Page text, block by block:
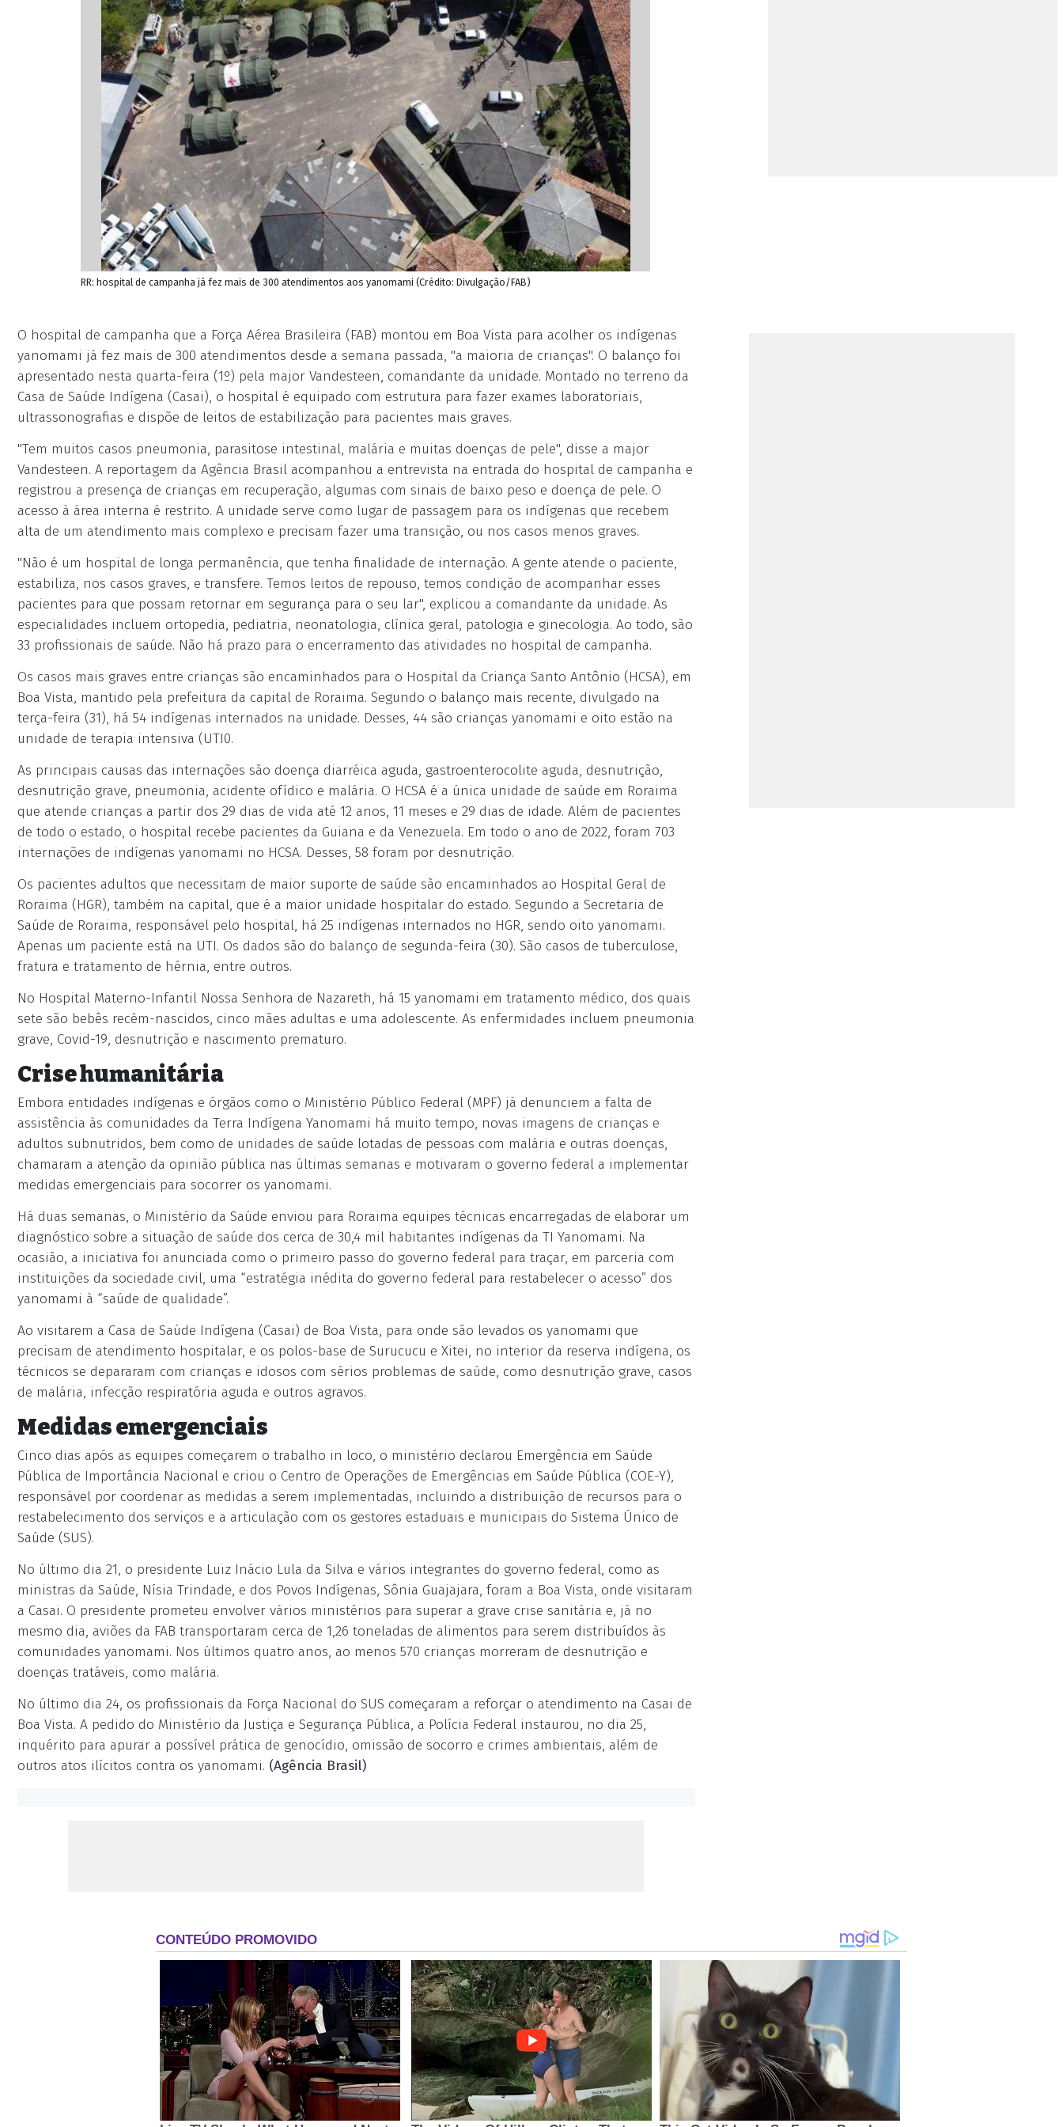
RR: hospital de campanha já fez mais de 300 atendimentos aos yanomami (Crédito: Divulgação/FAB)
O hospital de campanha que a Força Aérea Brasileira (FAB) montou em Boa Vista para acolher os indígenas
yanomami já fez mais de 300 atendimentos desde a semana passada, "a maioria de crianças". O balanço foi
apresentado nesta quarta-feira (1º) pela major Vandesteen, comandante da unidade. Montado no terreno da
Casa de Saúde Indígena (Casai), o hospital é equipado com estrutura para fazer exames laboratoriais,
ultrassonografias e dispõe de leitos de estabilização para pacientes mais graves.
"Tem muitos casos pneumonia, parasitose intestinal, malária e muitas doenças de pele", disse a major
Vandesteen. A reportagem da Agência Brasil acompanhou a entrevista na entrada do hospital de campanha e
registrou a presença de crianças em recuperação, algumas com sinais de baixo peso e doença de pele. O
acesso à área interna é restrito. A unidade serve como lugar de passagem para os indígenas que recebem
alta de um atendimento mais complexo e precisam fazer uma transição, ou nos casos menos graves.
"Não é um hospital de longa permanência, que tenha finalidade de internação. A gente atende o paciente,
estabiliza, nos casos graves, e transfere. Temos leitos de repouso, temos condição de acompanhar esses
pacientes para que possam retornar em segurança para o seu lar", explicou a comandante da unidade. As
especialidades incluem ortopedia, pediatria, neonatologia, clínica geral, patologia e ginecologia. Ao todo, são
33 profissionais de saúde. Não há prazo para o encerramento das atividades no hospital de campanha.
Os casos mais graves entre crianças são encaminhados para o Hospital da Criança Santo Antônio (HCSA), em
Boa Vista, mantido pela prefeitura da capital de Roraima. Segundo o balanço mais recente, divulgado na
terça-feira (31), há 54 indígenas internados na unidade. Desses, 44 são crianças yanomami e oito estão na
unidade de terapia intensiva (UTI0.
As principais causas das internações são doença diarréica aguda, gastroenterocolite aguda, desnutrição,
desnutrição grave, pneumonia, acidente ofídico e malária. O HCSA é a única unidade de saúde em Roraima
que atende crianças a partir dos 29 dias de vida até 12 anos, 11 meses e 29 dias de idade. Além de pacientes
de todo o estado, o hospital recebe pacientes da Guiana e da Venezuela. Em todo o ano de 2022, foram 703
internações de indígenas yanomami no HCSA. Desses, 58 foram por desnutrição.
Os pacientes adultos que necessitam de maior suporte de saúde são encaminhados ao Hospital Geral de
Roraima (HGR), também na capital, que é a maior unidade hospitalar do estado. Segundo a Secretaria de
Saúde de Roraima, responsável pelo hospital, há 25 indígenas internados no HGR, sendo oito yanomami.
Apenas um paciente está na UTI. Os dados são do balanço de segunda-feira (30). São casos de tuberculose,
fratura e tratamento de hérnia, entre outros.
No Hospital Materno-Infantil Nossa Senhora de Nazareth, há 15 yanomami em tratamento médico, dos quais
sete são bebês recém-nascidos, cinco mães adultas e uma adolescente. As enfermidades incluem pneumonia
grave, Covid-19, desnutrição e nascimento prematuro.
Crise humanitária
Embora entidades indígenas e órgãos como o Ministério Público Federal (MPF) já denunciem a falta de
assistência às comunidades da Terra Indígena Yanomami há muito tempo, novas imagens de crianças e
adultos subnutridos, bem como de unidades de saúde lotadas de pessoas com malária e outras doenças,
chamaram a atenção da opinião pública nas últimas semanas e motivaram o governo federal a implementar
medidas emergenciais para socorrer os yanomami.
Há duas semanas, o Ministério da Saúde enviou para Roraima equipes técnicas encarregadas de elaborar um
diagnóstico sobre a situação de saúde dos cerca de 30,4 mil habitantes indígenas da TI Yanomami. Na
ocasião, a iniciativa foi anunciada como o primeiro passo do governo federal para traçar, em parceria com
instituições da sociedade civil, uma “estratégia inédita do governo federal para restabelecer o acesso” dos
yanomami à “saúde de qualidade”.
Ao visitarem a Casa de Saúde Indígena (Casai) de Boa Vista, para onde são levados os yanomami que
precisam de atendimento hospitalar, e os polos-base de Surucucu e Xitei, no interior da reserva indígena, os
técnicos se depararam com crianças e idosos com sérios problemas de saúde, como desnutrição grave, casos
de malária, infecção respiratória aguda e outros agravos.
Medidas emergenciais
Cinco dias após as equipes começarem o trabalho in loco, o ministério declarou Emergência em Saúde
Pública de Importância Nacional e criou o Centro de Operações de Emergências em Saúde Pública (COE-Y),
responsável por coordenar as medidas a serem implementadas, incluindo a distribuição de recursos para o
restabelecimento dos serviços e a articulação com os gestores estaduais e municipais do Sistema Único de
Saúde (SUS).
No último dia 21, o presidente Luiz Inácio Lula da Silva e vários integrantes do governo federal, como as
ministras da Saúde, Nísia Trindade, e dos Povos Indígenas, Sônia Guajajara, foram a Boa Vista, onde visitaram
a Casai. O presidente prometeu envolver vários ministérios para superar a grave crise sanitária e, já no
mesmo dia, aviões da FAB transportaram cerca de 1,26 toneladas de alimentos para serem distribuídos às
comunidades yanomami. Nos últimos quatro anos, ao menos 570 crianças morreram de desnutrição e
doenças tratáveis, como malária.
No último dia 24, os profissionais da Força Nacional do SUS começaram a reforçar o atendimento na Casai de
Boa Vista. A pedido do Ministério da Justiça e Segurança Pública, a Polícia Federal instaurou, no dia 25,
inquérito para apurar a possível prática de genocídio, omissão de socorro e crimes ambientais, além de
outros atos ilícitos contra os yanomami. (Agência Brasil)